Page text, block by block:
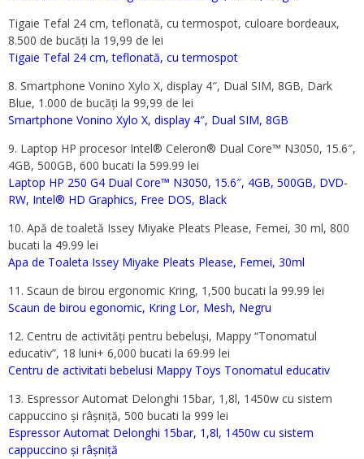
Tigaie Tefal 24 cm, teflonată, cu termospot, culoare bordeaux,
8.500 de bucăți la 19,99 de lei
Tigaie Tefal 24 cm, teflonată, cu termospot
8. Smartphone Vonino Xylo X, display 4″, Dual SIM, 8GB, Dark
Blue, 1.000 de bucăți la 99,99 de lei
Smartphone Vonino Xylo X, display 4″, Dual SIM, 8GB
9. Laptop HP procesor Intel® Celeron® Dual Core™ N3050, 15.6″,
4GB, 500GB, 600 bucati la 599.99 lei
Laptop HP 250 G4 Dual Core™ N3050, 15.6″, 4GB, 500GB, DVD-
RW, Intel® HD Graphics, Free DOS, Black
10. Apă de toaletă Issey Miyake Pleats Please, Femei, 30 ml, 800
bucati la 49.99 lei
Apa de Toaleta Issey Miyake Pleats Please, Femei, 30ml
11. Scaun de birou ergonomic Kring, 1,500 bucati la 99.99 lei
Scaun de birou egonomic, Kring Lor, Mesh, Negru
12. Centru de activități pentru bebeluși, Mappy “Tonomatul
educativ”, 18 luni+ 6,000 bucati la 69.99 lei
Centru de activitati bebelusi Mappy Toys Tonomatul educativ
13. Espressor Automat Delonghi 15bar, 1,8l, 1450w cu sistem
cappuccino și râșniță, 500 bucati la 999 lei
Espressor Automat Delonghi 15bar, 1,8l, 1450w cu sistem
cappuccino și râșniță